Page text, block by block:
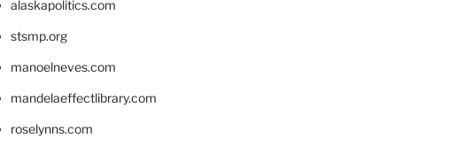
alaskapolitics.com
stsmp.org
manoelneves.com
mandelaeffectlibrary.com
roselynns.com